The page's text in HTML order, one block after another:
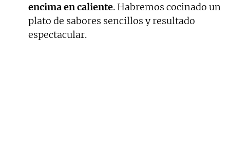
encima en caliente. Habremos cocinado un
plato de sabores sencillos y resultado
espectacular.